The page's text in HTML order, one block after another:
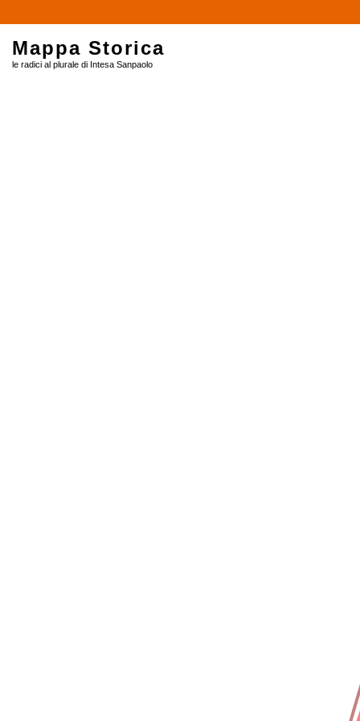
Mappa Storica
le radici al plurale di Intesa Sanpaolo